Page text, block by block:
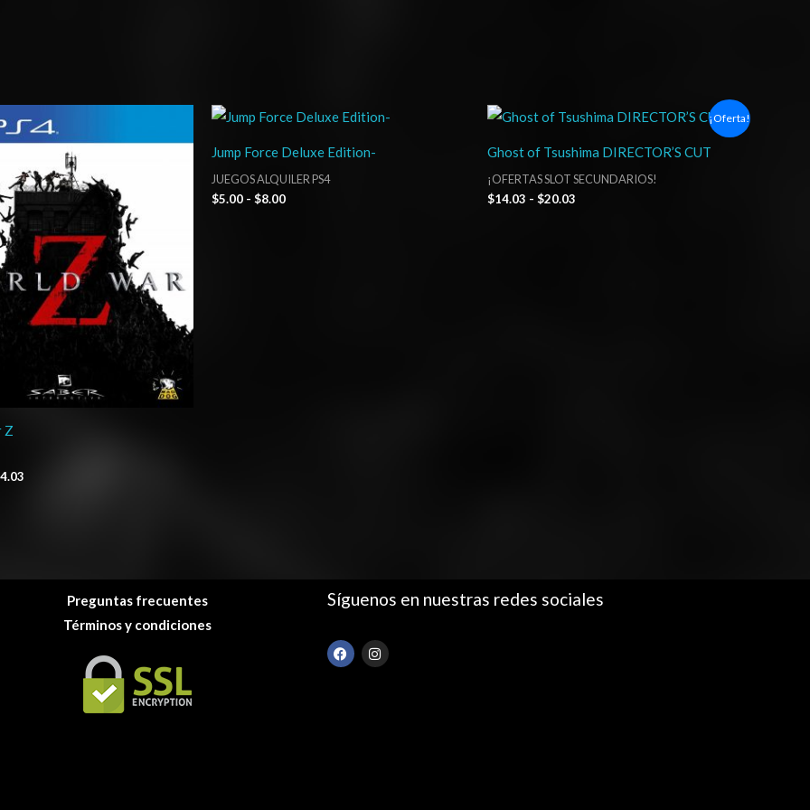
Z
de
precios:
$16.03
hasta
Jump Force Deluxe Edition-
JUEGOS ALQUILER PS4
$5.00 - $8.00
Rango
de
desde
$5.00
hasta
$8.00
¡Oferta!
Ghost of Tsushima DIRECTOR’S CUT
¡OFERTAS SLOT SECUNDARIOS!
$14.03 - $20.03
Rango
de
desde
$14.03
hasta
Preguntas frecuentes
Términos y condiciones
Síguenos en nuestras redes sociales
F
a
c
I
n
s